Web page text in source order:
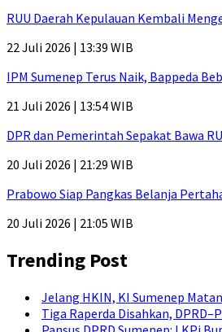
RUU Daerah Kepulauan Kembali
22 Juli 2026 | 13:39 WIB
IPM Sumenep Terus Naik, Bappeda
21 Juli 2026 | 13:54 WIB
DPR dan Pemerintah Sepakat Bawa
20 Juli 2026 | 21:29 WIB
Prabowo Siap Pangkas Belanja
20 Juli 2026 | 21:05 WIB
Trending Post
Jelang HKIN, KI Sumenep
Tiga Raperda Disahkan,